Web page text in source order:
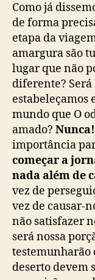
Como já
de forma
etapa da
amargura são
lugar que não
diferente? Será
estabeleçamos
mundo que O
amado? Nunca!
importância
começar a
nada além de
vez de
vez de causar-
não satisfazer
será nossa
testemunharão
deserto devem